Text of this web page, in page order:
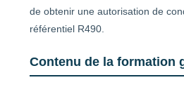
de obtenir une autorisation de
référentiel R490.
Contenu de la formation